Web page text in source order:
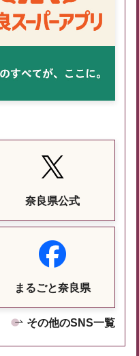
奈良県公式
まるごと奈良県
その他のSNS一覧